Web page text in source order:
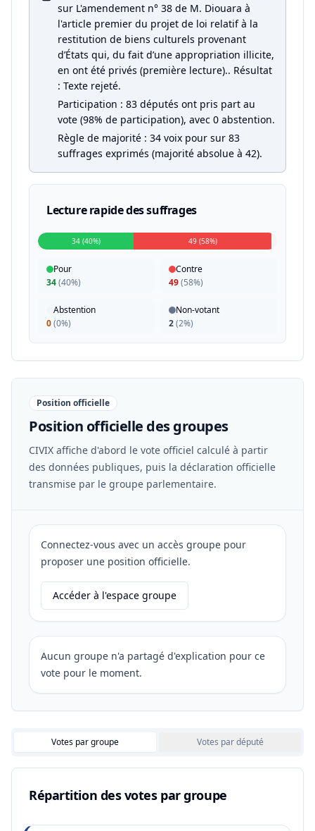
sur L'amendement n° 38 de M. Diouara à
l'article premier du projet de loi relatif à la
restitution de biens culturels provenant
d’États qui, du fait d’une appropriation illicite,
en ont été privés (première lecture).. Résultat
: Texte rejeté.
Participation : 83 députés ont pris part au
vote (98% de participation), avec 0 abstention.
Règle de majorité : 34 voix pour sur 83
suffrages exprimés (majorité absolue à 42).
Lecture rapide des suffrages
34 (40%) 49 (58%)
Pour
34(40%)
Contre
49(58%)
Abstention
0(0%)
Non-votant
2(2%)
Position officielle
Position officielle des groupes
CIVIX affiche d'abord le vote officiel calculé à partir
des données publiques, puis la déclaration officielle
transmise par le groupe parlementaire.
Connectez-vous avec un accès groupe pour
proposer une position officielle.
Accéder à l'espace groupe
Aucun groupe n'a partagé d'explication pour ce
vote pour le moment.
Votes par groupe Votes par député
Répartition des votes par groupe